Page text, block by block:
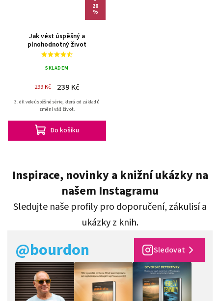
20
%
Jak vést úspěšný a
plnohodnotný život
SKLADEM
299 Kč 239 Kč
Do košíku
3. díl veleúspěšné série, která od základů
změní váš život.
Inspirace, novinky a knižní ukázky na
našem Instagramu
Sledujte naše profily pro doporučení, zákulisí a
ukázky z knih.
@bourdon Sledovat